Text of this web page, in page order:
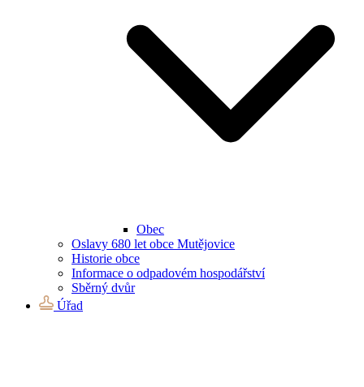
Obec
Oslavy 680 let obce Mutějovice
Historie obce
Informace o odpadovém hospodářství
Sběrný dvůr
Úřad